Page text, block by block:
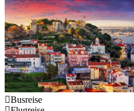
Busreise